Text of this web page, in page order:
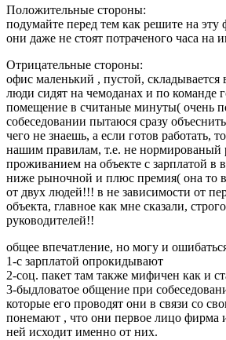
Положительные стороны:
подумайте перед тем как решите на эту
они даже не стоят потраченого часа на
Отрицательные стороны:
офис маленький , пустой, складывается
люди сидят на чемоданах и по команде
помещение в считаные минуты( очень
собеседовании пытаюся сразу
чего не знаешь, а если готов работать,
нашим правилам, т.е. не нормированый
проживанием на объекте с зарплатой в
ниже рыночной и плюс премия( она то
от двух людей!!! в не зависимости от
объекта, главное как мне сказали,
руководителей!!
общее впечатление, но могу и
1-с зарплатой опрокидывают
2-соц. пакет там также мифичен как и
3-быдловатое общение при
которые его проводят они в связи со
понемают , что они первое лицо фирма
ней исходит именно от них.